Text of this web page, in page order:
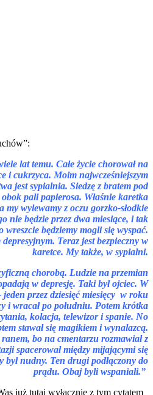
lat temu. Całe życie chorował na
i cukrzyca. Moim najwcześniejszym
jest sypialnia. Siedzę z bratem pod
pali papierosa. Właśnie karetka
my wylewamy z oczu gorzko-słodkie
nie będzie przez dwa miesiące, i tak
wreszcie będziemy mogli się wyspać.
Teraz jest bezpieczny w
karetce. My także, w sypialni.
chorobą. Ludzie na przemian
w depresję. Taki był ojciec. W
jeden przez dziesięć miesięcy w roku
i wracał po południu. Potem krótka
kolacja, telewizor i spanie. No
stawał się magikiem i wynalazcą.
bo na cmentarzu rozmawiał z
spacerował między mijającymi się
był nudny. Ten drugi podłączony do
prądu. Obaj byli wspaniali.”
już tutaj wyłącznie z tym cytatem